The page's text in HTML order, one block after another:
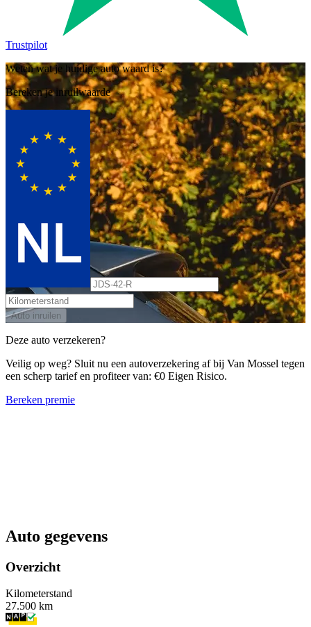
Trustpilot
Weten wat je huidige auto waard is?
Bereken je inruilwaarde
Auto inruilen
Deze auto verzekeren?
Veilig op weg? Sluit nu een autoverzekering af bij Van Mossel tegen
een scherp tarief en profiteer van: €0 Eigen Risico.
Bereken premie
Auto gegevens
Overzicht
Kilometerstand
27.500 km